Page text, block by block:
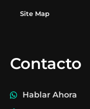
Site Map
Contacto
Hablar Ahora